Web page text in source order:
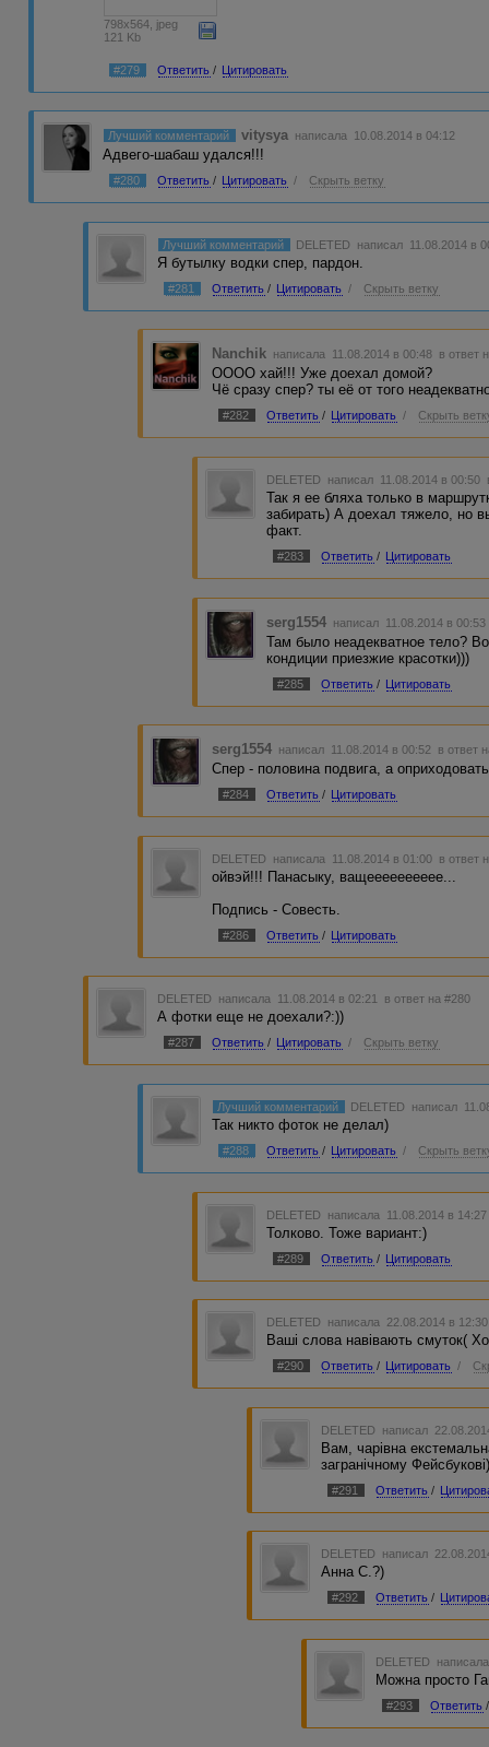
798x564, jpeg
121 Kb
#279 Ответить / Цитировать
Лучший комментарий vitysya написала 10.08.2014 в 04:12
Адвего-шабаш удался!!!
#280 Ответить / Цитировать / Скрыть ветку
Лучший комментарий DELETED написал 11.08.2014 в
Я бутылку водки спер, пардон.
#281 Ответить / Цитировать / Скрыть ветку
Nanchik написала 11.08.2014 в 00:48 в ответ
ОООО хай!!! Уже доехал домой?
Чё сразу спер? ты её от того
#282 Ответить / Цитировать / Скрыть
DELETED написал 11.08.2014 в 00:50
Так я ее бляха только в
забирать) А доехал тяжело, но
факт.
#283 Ответить / Цитировать
serg1554 написал 11.08.2014 в
Там было неадекватное тело?
кондиции приезжие красотки)))
#285 Ответить / Цитировать
serg1554 написал 11.08.2014 в 00:52 в ответ
Спер - половина подвига, а
#284 Ответить / Цитировать
DELETED написала 11.08.2014 в 01:00 в ответ
ойвэй!!! Панасыку, ващееееееееее...
Подпись - Совесть.
#286 Ответить / Цитировать
DELETED написала 11.08.2014 в 02:21 в ответ на #280
А фотки еще не доехали?:))
#287 Ответить / Цитировать / Скрыть ветку
Лучший комментарий DELETED написал
Так никто фоток не делал)
#288 Ответить / Цитировать / Скрыть
DELETED написала 11.08.2014 в
Толково. Тоже вариант:)
#289 Ответить / Цитировать
DELETED написала 22.08.2014 в
Ваші слова навівають смуток(
#290 Ответить / Цитировать /
DELETED написал
Вам, чарівна
загранічному
#291 Ответить /
DELETED написал
Анна С.?)
#292 Ответить /
DELETED
Можна просто
#293 Ответить /